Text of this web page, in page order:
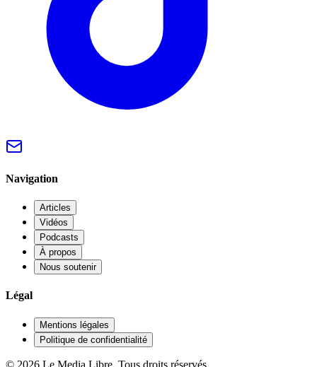
Navigation
Articles
Vidéos
Podcasts
À propos
Nous soutenir
Légal
Mentions légales
Politique de confidentialité
© 2026 Le Media Libre. Tous droits réservés.